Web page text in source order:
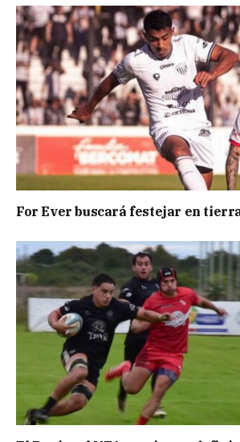
For Ever buscará festejar en